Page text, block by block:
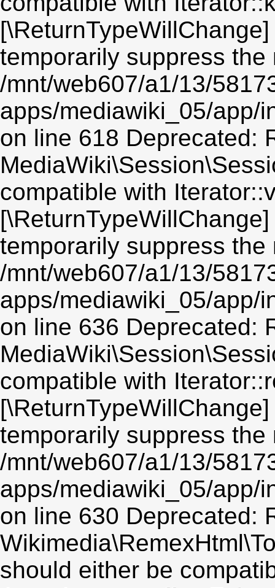
temporarily suppress the
/mnt/web607/a1/13/
apps/mediawiki_05/app/
on line 618 Deprecated:
compatible with
temporarily suppress the
/mnt/web607/a1/13/
apps/mediawiki_05/app/
on line 636 Deprecated:
compatible with
temporarily suppress the
/mnt/web607/a1/13/
apps/mediawiki_05/app/
on line 630 Deprecated:
should either be